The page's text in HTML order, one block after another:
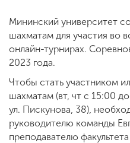
Приемная
комиссия
+7 (831) 262-26-20
Мининский университет
шахматам для участия во
онлайн-турнирах.
2023 года.
Чтобы стать участником
шахматам (вт, чт с 15:00
ул. Пискунова, 38),
руководителю команды
преподавателю